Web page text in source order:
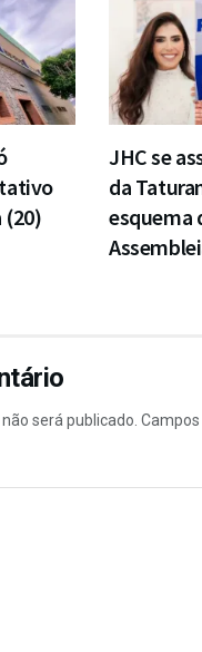
JHC se
da
esquema
será publicado.